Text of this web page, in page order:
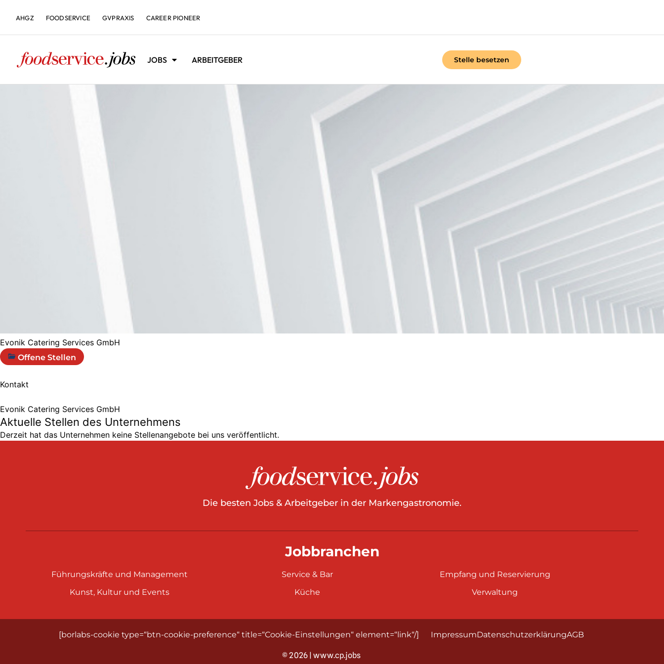
AHGZ FOODSERVICE GVPRAXIS CAREER PIONEER
JOBS ARBEITGEBER Stelle besetzen
Evonik Catering Services GmbH
Offene Stellen
Kontakt
Evonik Catering Services GmbH
Aktuelle Stellen des Unternehmens
Derzeit hat das Unternehmen keine Stellenangebote bei uns veröffentlicht.
Die besten Jobs & Arbeitgeber in der Markengastronomie.
Jobbranchen
Führungskräfte und Management
Kunst, Kultur und Events
Service & Bar
Küche
Empfang und Reservierung
Verwaltung
[borlabs-cookie type=“btn-cookie-preference“ title=“Cookie-Einstellungen“ element=“link“/] ImpressumDatenschutzerklärungAGB
© 2026 | www.cp.jobs